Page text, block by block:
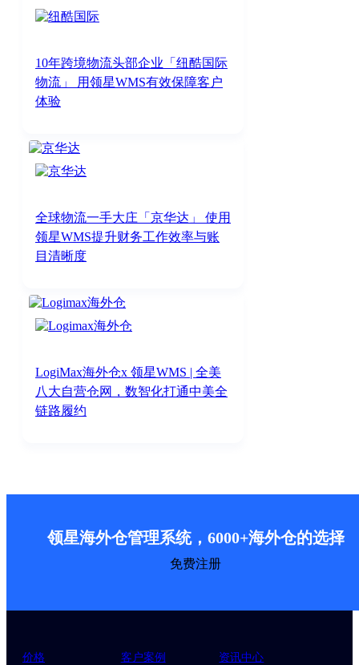
10年跨境物流头部企业「纽酷国际
物流」 用领星WMS有效保障客户
体验
全球物流一手大庄「京华达」 使用
领星WMS提升财务工作效率与账
目清晰度
LogiMax海外仓x 领星WMS | 全美
八大自营仓网，数智化打通中美全
链路履约
领星海外仓管理系统，6000+海外仓的选择
免费注册
价格 客户案例 资讯中心